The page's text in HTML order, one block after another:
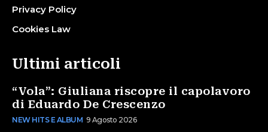
Privacy Policy
Cookies Law
Ultimi articoli
“Vola”: Giuliana riscopre il capolavoro
di Eduardo De Crescenzo
NEW HITS E ALBUM 9 Agosto 2026